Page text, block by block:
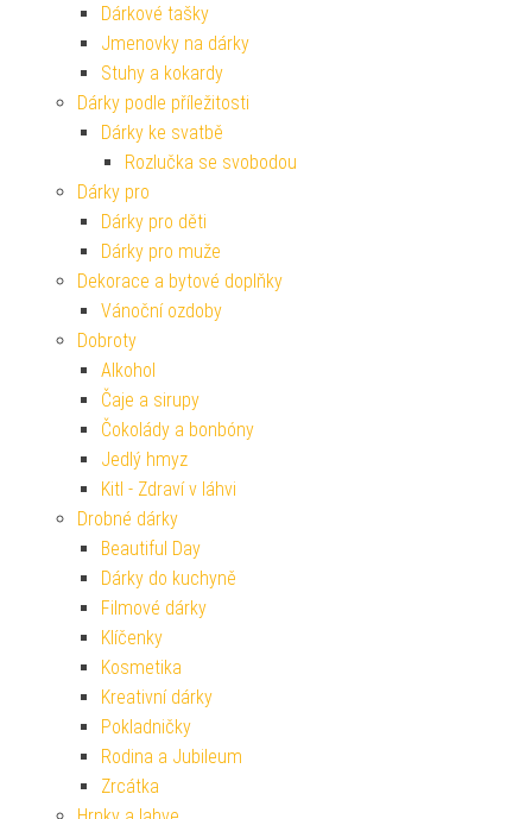
Dárkové tašky
Jmenovky na dárky
Stuhy a kokardy
Dárky podle příležitosti
Dárky ke svatbě
Rozlučka se svobodou
Dárky pro
Dárky pro děti
Dárky pro muže
Dekorace a bytové doplňky
Vánoční ozdoby
Dobroty
Alkohol
Čaje a sirupy
Čokolády a bonbóny
Jedlý hmyz
Kitl - Zdraví v láhvi
Drobné dárky
Beautiful Day
Dárky do kuchyně
Filmové dárky
Klíčenky
Kosmetika
Kreativní dárky
Pokladničky
Rodina a Jubileum
Zrcátka